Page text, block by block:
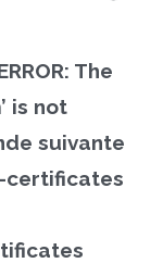
The
is not
suivante
certificates